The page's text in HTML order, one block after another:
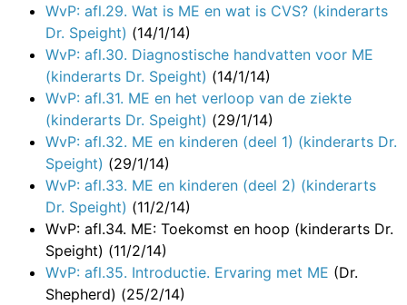
WvP: afl.29. Wat is ME en wat is CVS? (kinderarts
Dr. Speight) (14/1/14)
WvP: afl.30. Diagnostische handvatten voor ME
(kinderarts Dr. Speight) (14/1/14)
WvP: afl.31. ME en het verloop van de ziekte
(kinderarts Dr. Speight) (29/1/14)
WvP: afl.32. ME en kinderen (deel 1) (kinderarts Dr.
Speight) (29/1/14)
WvP: afl.33. ME en kinderen (deel 2) (kinderarts
Dr. Speight) (11/2/14)
WvP: afl.34. ME: Toekomst en hoop (kinderarts Dr.
Speight) (11/2/14)
WvP: afl.35. Introductie. Ervaring met ME (Dr.
Shepherd) (25/2/14)